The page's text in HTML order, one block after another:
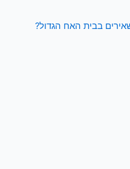
בבית האח הגדול?